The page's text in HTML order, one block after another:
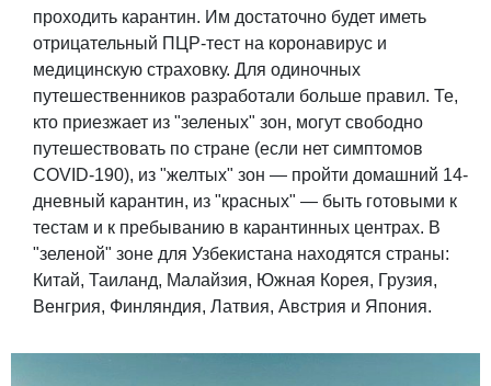
проходить карантин. Им достаточно будет иметь
отрицательный ПЦР-тест на коронавирус и
медицинскую страховку. Для одиночных
путешественников разработали больше правил. Те,
кто приезжает из "зеленых" зон, могут свободно
путешествовать по стране (если нет симптомов
COVID-190), из "желтых" зон — пройти домашний 14-
дневный карантин, из "красных" — быть готовыми к
тестам и к пребыванию в карантинных центрах. В
"зеленой" зоне для Узбекистана находятся страны:
Китай, Таиланд, Малайзия, Южная Корея, Грузия,
Венгрия, Финляндия, Латвия, Австрия и Япония.